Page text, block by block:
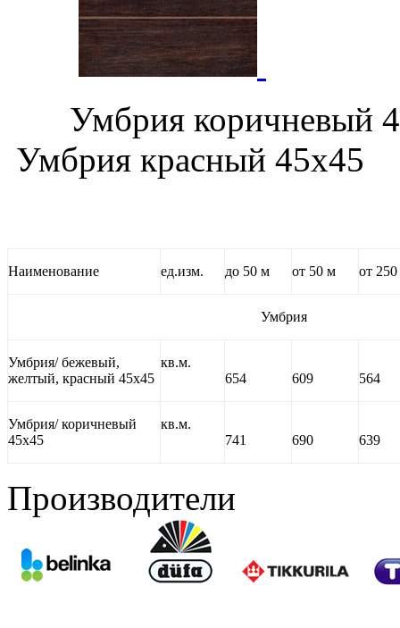
Умбрия
Умбрия красный 45х45
Наименование ед.изм. до 50 м от 50 м от
Умбрия
Умбрия/ бежевый,
желтый, красный 45х45
кв.м.
654
609 564
Умбрия/ коричневый
45х45
кв.м.
741
690 639
Производители